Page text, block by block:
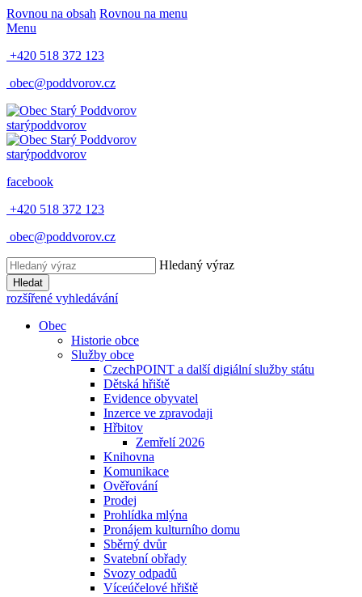
Rovnou na obsah Rovnou na menu
Menu
+420 518 372 123
obec@poddvorov.cz
starýpoddvorov
starýpoddvorov
facebook
+420 518 372 123
obec@poddvorov.cz
Hledaný výraz
Hledat
rozšířené vyhledávání
Obec
Historie obce
Služby obce
CzechPOINT a další digiální služby státu
Dětská hřiště
Evidence obyvatel
Inzerce ve zpravodaji
Hřbitov
Zemřelí 2026
Knihovna
Komunikace
Ověřování
Prodej
Prohlídka mlýna
Pronájem kulturního domu
Sběrný dvůr
Svatební obřady
Svozy odpadů
Víceúčelové hřiště